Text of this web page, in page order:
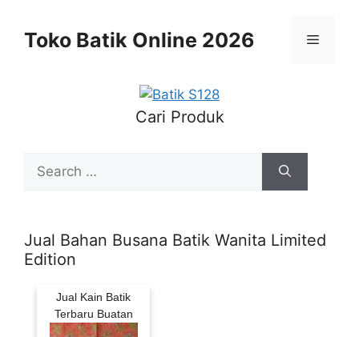
contentToko Batik Online 2026 Menu
Cari Produk
for:
Jual Bahan Busana Batik Wanita Limited
Edition
Jual Kain Batik
Terbaru Buatan